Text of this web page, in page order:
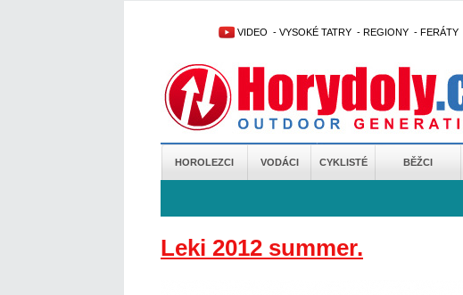
VIDEO - VYSOKÉ TATRY - REGIONY - FERÁTY
HOROLEZCI VODÁCI CYKLISTÉ BĚŽCI
Leki 2012 summer.